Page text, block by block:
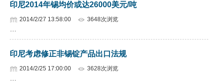
印尼2014年锡均价或达26000美元/吨
2014/2/27 13:58:00 3648次浏览
印尼考虑修正非锡锭产品出口法规
2014/2/25 17:00:00 3628次浏览